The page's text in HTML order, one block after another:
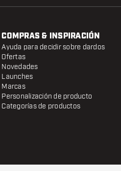
COMPRAS & INSPIRACIÓN
Ayuda para decidir sobre dardos
Ofertas
Novedades
Launches
Marcas
Personalización de producto
Categorías de productos